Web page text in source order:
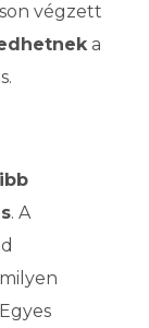
végzett
a
. A